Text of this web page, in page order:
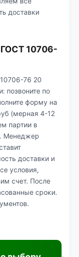
доставки
ГОСТ 10706-
76 20
позвоните по
форму на
(мерная 4-12
партии в
Менеджер
доставки и
условия,
счет. После
сроки.